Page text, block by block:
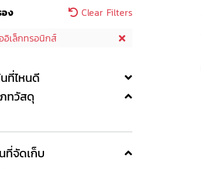
ง
Clear Filters
อิเล็กทรอนิกส์
ที่ไหนดี
ภทวัสดุ
ที่จัดเก็บ